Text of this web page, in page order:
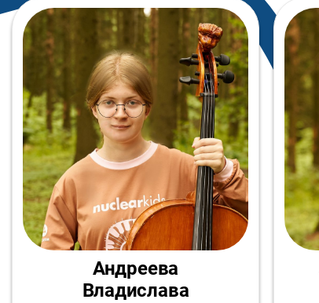
Андреева
Владислава